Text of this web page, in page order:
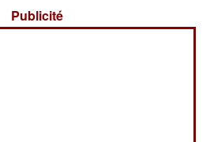
Publicité